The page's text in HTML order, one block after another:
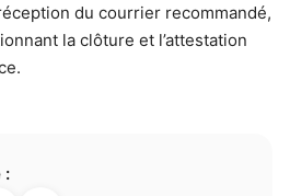
du courrier recommandé,
la clôture et l’attestation
: